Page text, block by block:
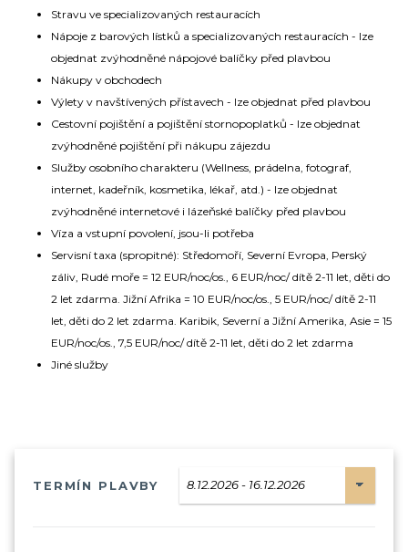
Stravu ve specializovaných restauracích
Nápoje z barových lístků a specializovaných restauracích - lze
objednat zvýhodněné nápojové balíčky před plavbou
Nákupy v obchodech
Výlety v navštívených přístavech - lze objednat před plavbou
Cestovní pojištění a pojištění stornopoplatků - lze objednat
zvýhodněné pojištění při nákupu zájezdu
Služby osobního charakteru (Wellness, prádelna, fotograf,
internet, kadeřník, kosmetika, lékař, atd.) - lze objednat
zvýhodněné internetové i lázeňské balíčky před plavbou
Víza a vstupní povolení, jsou-li potřeba
Servisní taxa (spropitné): Středomoří, Severní Evropa, Perský
záliv, Rudé moře = 12 EUR/noc/os., 6 EUR/noc/ dítě 2-11 let, děti do
2 let zdarma. Jižní Afrika = 10 EUR/noc/os., 5 EUR/noc/ dítě 2-11
let, děti do 2 let zdarma. Karibik, Severní a Jižní Amerika, Asie = 15
EUR/noc/os., 7,5 EUR/noc/ dítě 2-11 let, děti do 2 let zdarma
Jiné služby
TERMÍN PLAVBY